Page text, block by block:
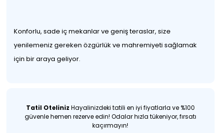
Konforlu, sade iç mekanlar ve geniş teraslar, size
yenilemeniz gereken özgürlük ve mahremiyeti sağlamak
için bir araya geliyor.
Tatil Oteliniz Hayalinizdeki tatili en iyi fiyatlarla ve %100
güvenle hemen rezerve edin! Odalar hızla tükeniyor, fırsatı
kaçırmayın!